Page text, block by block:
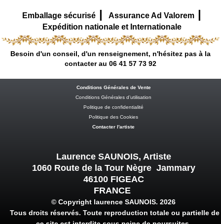
Emballage sécurisé | Assurance Ad Valorem |
Expédition nationale et Internationale
Besoin d'un conseil, d'un renseignement, n'hésitez pas à la
contacter au 06 41 57 73 92
Conditions Générales de Vente
Conditions Générales d’utilisation
Politique de confidentialité
Politique des Cookies
Contacter l'artiste
Laurence SAUNOIS, Artiste
1060 Route de la Tour Nègre Jammary
46100 FIGEAC
FRANCE
© Copyright laurence SAUNOIS. 2026
Tous droits réservés. Toute reproduction totale ou partielle de